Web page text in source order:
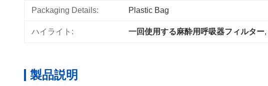
Packaging Details: Plastic Bag
ハイライト: 一回使用する麻酔用呼吸器フィルター,
製品説明